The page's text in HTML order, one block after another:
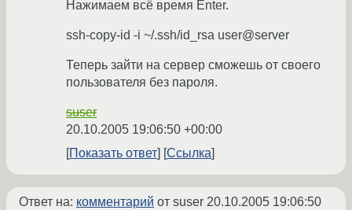
Нажимаем всё время Enter.
ssh-copy-id -i ~/.ssh/id_rsa user@server
Теперь зайти на сервер сможешь от своего
пользователя без пароля.
suser
20.10.2005 19:06:50 +00:00
Показать ответ
Ссылка
Ответ на: комментарий от suser 20.10.2005 19:06:50